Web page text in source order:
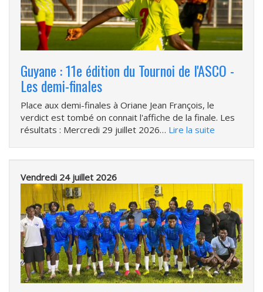
Guyane : 11e édition du Tournoi de l'ASCO -
Les demi-finales
Place aux demi-finales à Oriane Jean François, le
verdict est tombé on connait l'affiche de la finale. Les
résultats : Mercredi 29 juillet 2026… Lire la suite
Vendredi 24 juillet 2026